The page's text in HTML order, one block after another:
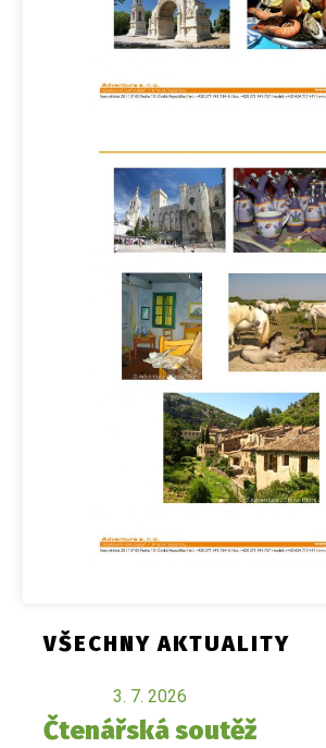
VŠECHNY AKTUALITY
3. 7. 2026
Čtenářská soutěž